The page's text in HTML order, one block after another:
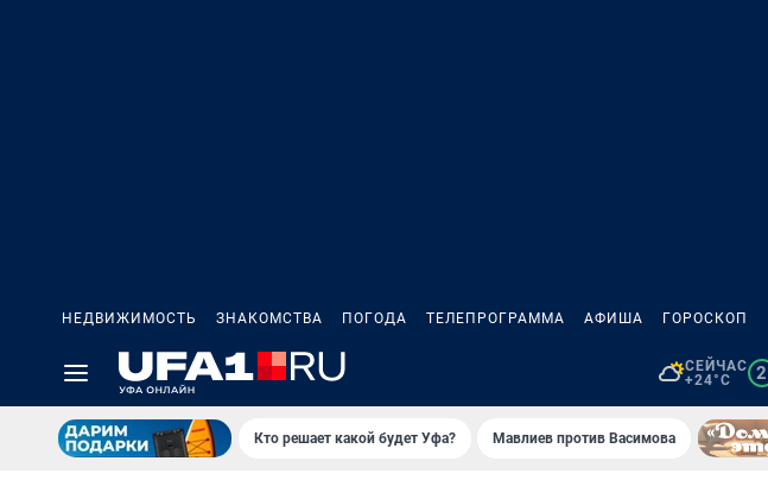
НЕДВИЖИМОСТЬ ЗНАКОМСТВА ПОГОДА ТЕЛЕПРОГРАММА АФИША ГОРОСКОП
СЕЙЧАС
+24°C
2
Кто решает какой будет Уфа? Мавлиев против Васимова